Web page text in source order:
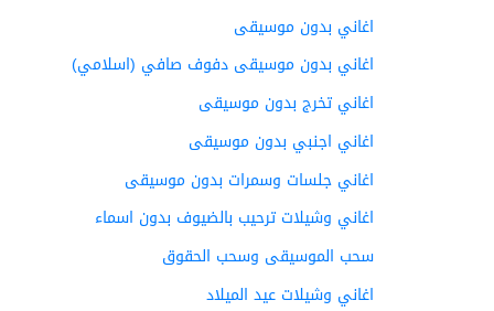
اغاني بدون موسيقى
اغاني بدون موسيقى دفوف صافي (اسلامي)
اغاني تخرج بدون موسيقى
اغاني اجنبي بدون موسيقى
اغاني جلسات وسمرات بدون موسيقى
اغاني وشيلات ترحيب بالضيوف بدون اسماء
سحب الموسيقى وسحب الحقوق
اغاني وشيلات عيد الميلاد